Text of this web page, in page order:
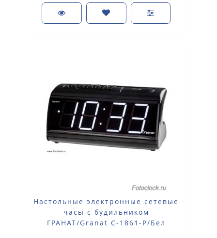
Настольные электронные сетевые
часы с будильником
ГРАНАТ/Granat С-1861-Р/Бел